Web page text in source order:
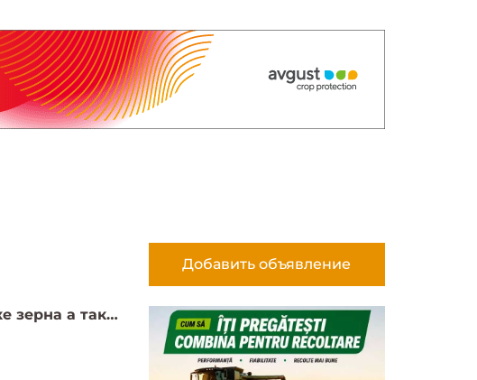
Добавить объявление
Предлагаем услуги по сушке зерна а так же закупаем сельхозпродукцию в больших объёмах.